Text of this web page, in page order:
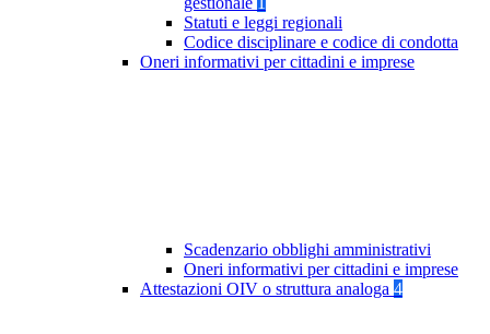
Statuti e leggi regionali
Codice disciplinare e codice di condotta
Oneri informativi per cittadini e imprese
Scadenzario obblighi amministrativi
Oneri informativi per cittadini e imprese
Attestazioni OIV o struttura analoga 4